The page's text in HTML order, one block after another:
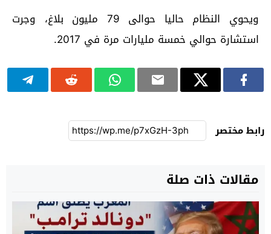
ويحوي النظام حاليا حوالى 79 مليون بلاغ، وجرت
استشارة حوالي خمسة مليارات مرة في 2017.
رابط مختصر
مقالات ذات صلة